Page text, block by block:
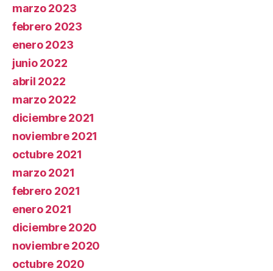
marzo 2023
febrero 2023
enero 2023
junio 2022
abril 2022
marzo 2022
diciembre 2021
noviembre 2021
octubre 2021
marzo 2021
febrero 2021
enero 2021
diciembre 2020
noviembre 2020
octubre 2020